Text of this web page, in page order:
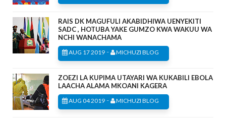
RAIS DK MAGUFULI AKABIDHIWA UENYEKITI
SADC , HOTUBA YAKE GUMZO KWA WAKUU WA
NCHI WANACHAMA
AUG 17 2019 - MICHUZI BLOG
ZOEZI LA KUPIMA UTAYARI WA KUKABILI EBOLA
LAACHA ALAMA MKOANI KAGERA
AUG 04 2019 - MICHUZI BLOG